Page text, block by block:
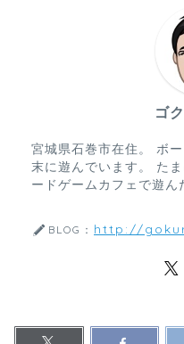
ゴ
宮城県石巻市在住。 ボ
末に遊んでいます。 た
ードゲームカフェで遊ん
BLOG： http://